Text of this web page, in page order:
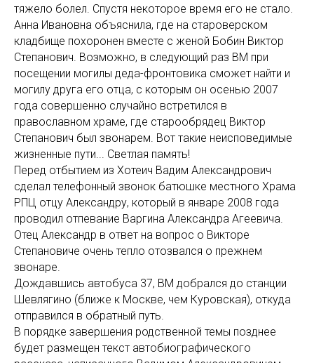
тяжело болел. Спустя некоторое время его не стало.
Анна Ивановна объяснила, где на староверском
кладбище похоронен вместе с женой Бобин Виктор
Степанович. Возможно, в следующий раз ВМ при
посещении могилы деда-фронтовика сможет найти и
могилу друга его отца, с которым он осенью 2007
года совершенно случайно встретился в
православном храме, где старообрядец Виктор
Степанович был звонарем. Вот такие неисповедимые
жизненные пути... Светлая память!
Перед отбытием из Хотеич Вадим Александрович
сделал телефонный звонок батюшке местного Храма
РПЦ отцу Александру, который в январе 2008 года
проводил отпевание Варгина Александра Агеевича.
Отец Александр в ответ на вопрос о Викторе
Степановиче очень тепло отозвался о прежнем
звонаре.
Дождавшись автобуса 37, ВМ добрался до станции
Шевлягино (ближе к Москве, чем Куровская), откуда
отправился в обратный путь.
В порядке завершения родственной темы позднее
будет размещен текст автобиографического